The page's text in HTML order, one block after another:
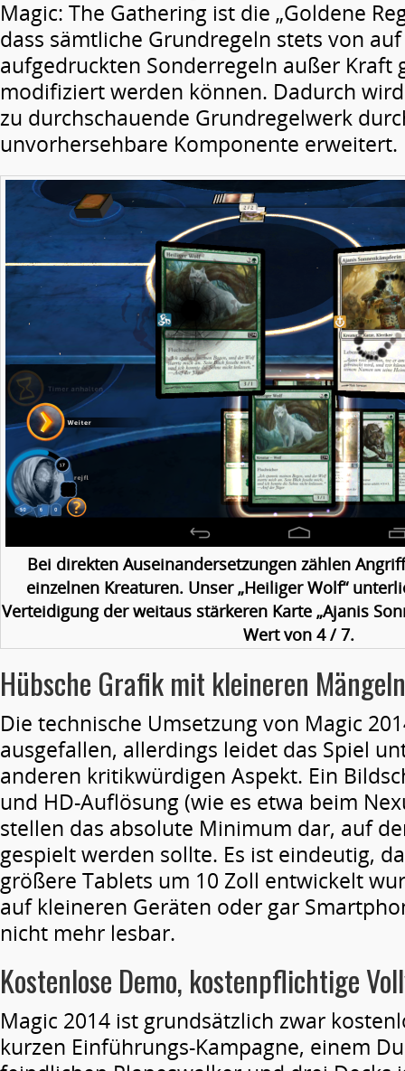
Magic: The Gathering ist die „Goldene
dass sämtliche Grundregeln stets von
aufgedruckten Sonderregeln außer Kraft
modifiziert werden können. Dadurch
zu durchschauende Grundregelwerk
unvorhersehbare Komponente erweitert.
Bei direkten Auseinandersetzungen zählen
einzelnen Kreaturen. Unser „Heiliger Wolf“
Verteidigung der weitaus stärkeren Karte „Ajanis
Wert von 4 / 7.
Hübsche Grafik mit kleineren Mängeln
Die technische Umsetzung von Magic
ausgefallen, allerdings leidet das Spiel
anderen kritikwürdigen Aspekt. Ein
und HD-Auflösung (wie es etwa beim
stellen das absolute Minimum dar, auf
gespielt werden sollte. Es ist eindeutig,
größere Tablets um 10 Zoll entwickelt
auf kleineren Geräten oder gar
nicht mehr lesbar.
Kostenlose Demo, kostenpflichtige
Magic 2014 ist grundsätzlich zwar
kurzen Einführungs-Kampagne, einem